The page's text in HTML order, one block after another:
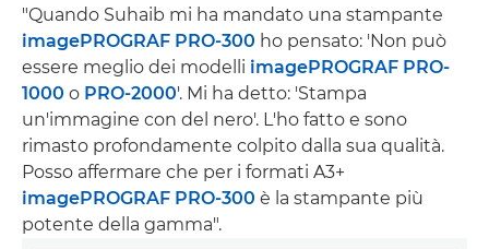
"Quando Suhaib mi ha mandato una stampante
imagePROGRAF PRO-300 ho pensato: 'Non può
essere meglio dei modelli imagePROGRAF PRO-
1000 o PRO-2000'. Mi ha detto: 'Stampa
un'immagine con del nero'. L'ho fatto e sono
rimasto profondamente colpito dalla sua qualità.
Posso affermare che per i formati A3+
imagePROGRAF PRO-300 è la stampante più
potente della gamma".